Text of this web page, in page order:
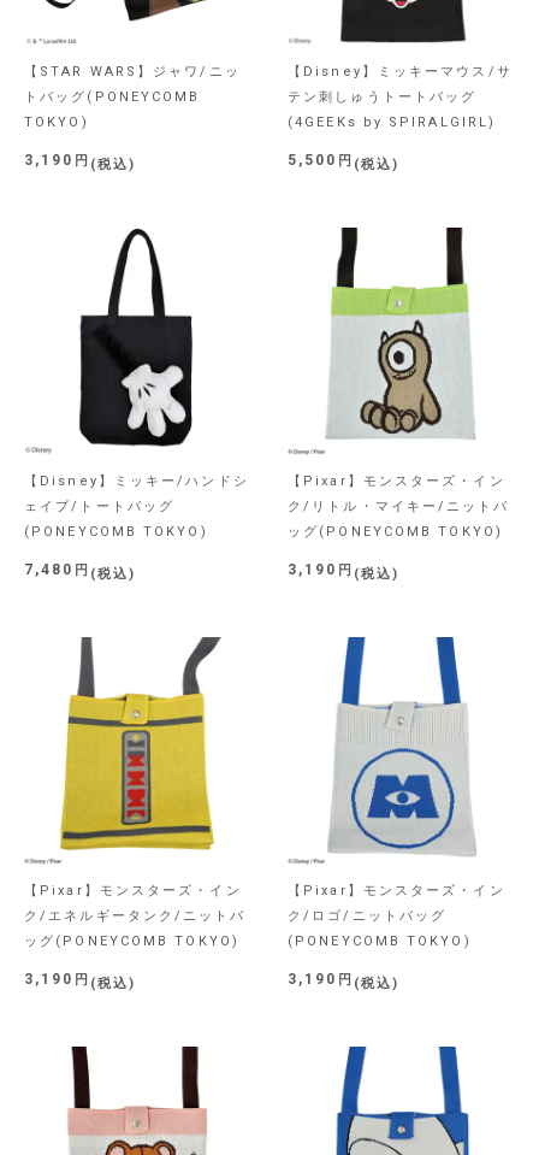
【STAR WARS】ジャワ/ニッ
トバッグ(PONEYCOMB
TOKYO)
3,190 税込
【Disney】ミッキーマウス/サ
テン刺しゅうトートバッグ
(4GEEKs by SPIRALGIRL)
5,500 税込
【Disney】ミッキー/ハンドシ
ェイプ/トートバッグ
(PONEYCOMB TOKYO)
7,480 税込
【Pixar】モンスターズ・イン
ク/リトル・マイキー/ニットバ
ッグ(PONEYCOMB TOKYO)
3,190 税込
【Pixar】モンスターズ・イン
ク/エネルギータンク/ニットバ
ッグ(PONEYCOMB TOKYO)
3,190 税込
【Pixar】モンスターズ・イン
ク/ロゴ/ニットバッグ
(PONEYCOMB TOKYO)
3,190 税込